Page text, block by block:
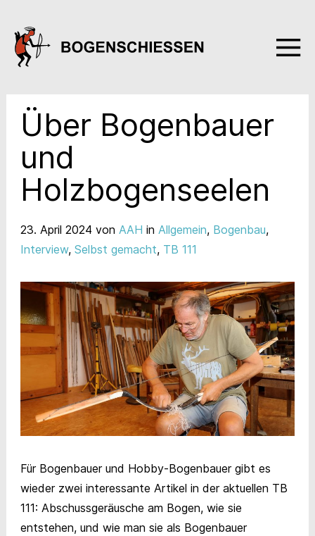
Über Bogenbauer
und
Holzbogenseelen
23. April 2024 von AAH in Allgemein, Bogenbau,
Interview, Selbst gemacht, TB 111
Für Bogenbauer und Hobby-Bogenbauer gibt es
wieder zwei interessante Artikel in der aktuellen TB
111: Abschussgeräusche am Bogen, wie sie
entstehen, und wie man sie als Bogenbauer